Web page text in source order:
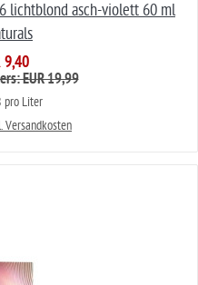
lichtblond asch-violett 60 ml
9,40
EUR 19,99
pro Liter
Versandkosten